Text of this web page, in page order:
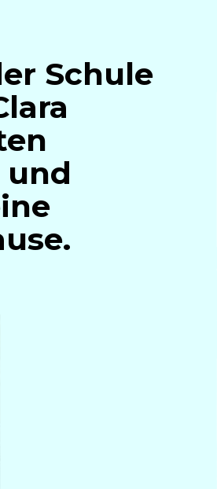
Schule
und